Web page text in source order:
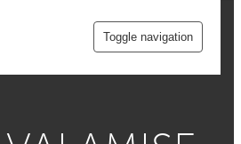
Toggle navigation